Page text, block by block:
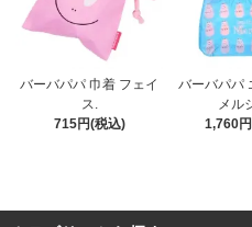
バーバパパ 巾着 フェイ
ス.
715円(税込)
バーバパパ
メル
1,760